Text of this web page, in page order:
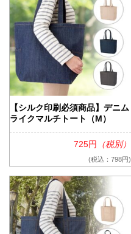
【シルク印刷必須商品】デニム
ライクマルチトート（M）
725円 （税別）
(税込：798円)